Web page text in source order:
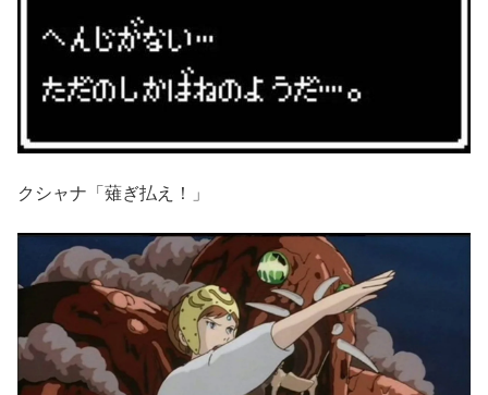
クシャナ「薙ぎ払え！」